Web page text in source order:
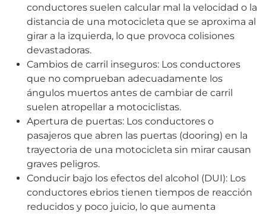
conductores suelen calcular mal la velocidad o la
distancia de una motocicleta que se aproxima al
girar a la izquierda, lo que provoca colisiones
devastadoras.
Cambios de carril inseguros: Los conductores
que no comprueban adecuadamente los
ángulos muertos antes de cambiar de carril
suelen atropellar a motociclistas.
Apertura de puertas: Los conductores o
pasajeros que abren las puertas (dooring) en la
trayectoria de una motocicleta sin mirar causan
graves peligros.
Conducir bajo los efectos del alcohol (DUI): Los
conductores ebrios tienen tiempos de reacción
reducidos y poco juicio, lo que aumenta